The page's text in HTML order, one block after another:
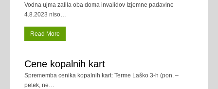
Vodna ujma zalila oba doma invalidov Izjemne padavine
4.8.2023 niso
Read More
Cene kopalnih kart
Sprememba cenika kopalnih kart: Terme Laško 3-h (pon. –
petek, ne